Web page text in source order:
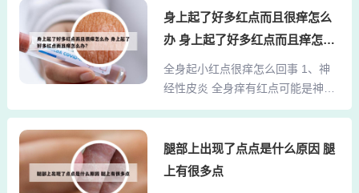
的浪漫大打折扣。油脂分泌旺盛 如
果是头皮的油脂分泌过于旺盛的
细菌，沾染空气中的污垢。特别是
寄生的细菌会因为过度繁...
小，深在性水疱，疏散或成群分
布，疱壁较厚，内容清澈，不易破
去疱壁，可见蜂窝状基底及鲜红色
糜烂面，剧烈瘙痒。2、你好，根据
你的症状描述情况及图片分析看是
况，有一定的传染性。 这种情况需
要到医院皮肤科采用激光或是冷冻
身上起了好多红点而且很痒怎么
办 身上起了好多红点而且痒怎么
办?
全身起小红点很痒怎么回事 1、神
经性皮炎 全身痒有红点可能是神经
性皮炎引起的，这种疾病多发生在
腿等。常常呈现出淡红色或淡褐
色。其中剧烈瘙痒是主要症状。2、
腿部上出现了点点是什么原因 腿
上有很多点